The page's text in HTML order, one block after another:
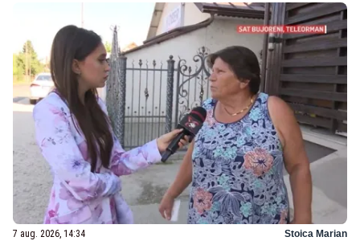
7 aug. 2026, 14:34 Stoica Marian